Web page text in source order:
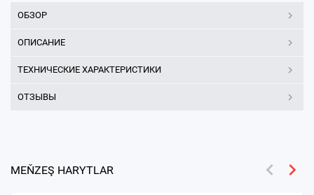
ОБЗОР
ОПИСАНИЕ
ТЕХНИЧЕСКИЕ ХАРАКТЕРИСТИКИ
ОТЗЫВЫ
MEŇZEŞ HARYTLAR